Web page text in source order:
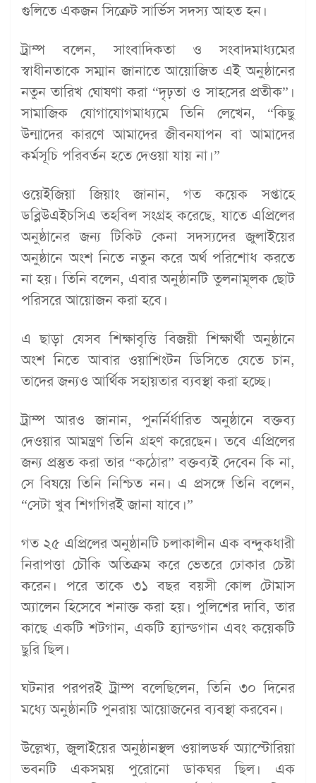
গুলিতে একজন সিক্রেট সার্ভিস সদস্য আহত হন।
ট্রাম্প বলেন, সাংবাদিকতা ও সংবাদমাধ্যমের
স্বাধীনতাকে সম্মান জানাতে আয়োজিত এই অনুষ্ঠানের
নতুন তারিখ ঘোষণা করা “দৃঢ়তা ও সাহসের প্রতীক”।
সামাজিক যোগাযোগমাধ্যমে তিনি লেখেন, “কিছু
উন্মাদের কারণে আমাদের জীবনযাপন বা আমাদের
কর্মসূচি পরিবর্তন হতে দেওয়া যায় না।”
ওয়েইজিয়া জিয়াং জানান, গত কয়েক সপ্তাহে
ডব্লিউএইচসিএ তহবিল সংগ্রহ করেছে, যাতে এপ্রিলের
অনুষ্ঠানের জন্য টিকিট কেনা সদস্যদের জুলাইয়ের
অনুষ্ঠানে অংশ নিতে নতুন করে অর্থ পরিশোধ করতে
না হয়। তিনি বলেন, এবার অনুষ্ঠানটি তুলনামূলক ছোট
পরিসরে আয়োজন করা হবে।
এ ছাড়া যেসব শিক্ষাবৃত্তি বিজয়ী শিক্ষার্থী অনুষ্ঠানে
অংশ নিতে আবার ওয়াশিংটন ডিসিতে যেতে চান,
তাদের জন্যও আর্থিক সহায়তার ব্যবস্থা করা হচ্ছে।
ট্রাম্প আরও জানান, পুনর্নির্ধারিত অনুষ্ঠানে বক্তব্য
দেওয়ার আমন্ত্রণ তিনি গ্রহণ করেছেন। তবে এপ্রিলের
জন্য প্রস্তুত করা তার “কঠোর” বক্তব্যই দেবেন কি না,
সে বিষয়ে তিনি নিশ্চিত নন। এ প্রসঙ্গে তিনি বলেন,
“সেটা খুব শিগগিরই জানা যাবে।”
গত ২৫ এপ্রিলের অনুষ্ঠানটি চলাকালীন এক বন্দুকধারী
নিরাপত্তা চৌকি অতিক্রম করে ভেতরে ঢোকার চেষ্টা
করেন। পরে তাকে ৩১ বছর বয়সী কোল টোমাস
অ্যালেন হিসেবে শনাক্ত করা হয়। পুলিশের দাবি, তার
কাছে একটি শটগান, একটি হ্যান্ডগান এবং কয়েকটি
ছুরি ছিল।
ঘটনার পরপরই ট্রাম্প বলেছিলেন, তিনি ৩০ দিনের
মধ্যে অনুষ্ঠানটি পুনরায় আয়োজনের ব্যবস্থা করবেন।
উল্লেখ্য, জুলাইয়ের অনুষ্ঠানস্থল ওয়ালডর্ফ অ্যাস্টোরিয়া
ভবনটি একসময় পুরোনো ডাকঘর ছিল। এক